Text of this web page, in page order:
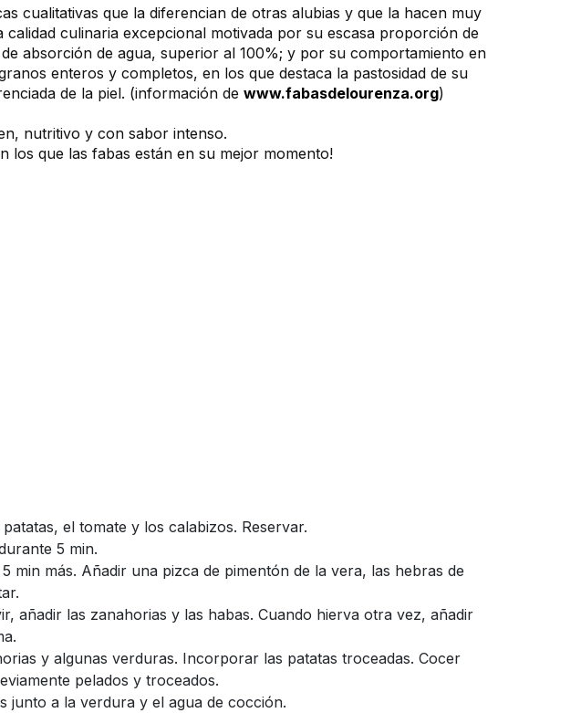
cualitativas que la diferencian de otras alubias y que la hacen muy
culinaria excepcional motivada por su escasa proporción de
absorción de agua, superior al 100%; y por su comportamiento en
enteros y completos, en los que destaca la pastosidad de su
de la piel. (información de www.fabasdelourenza.org)
nutritivo y con sabor intenso.
los que las fabas están en su mejor momento!
el tomate y los calabizos. Reservar.
5 min.
más. Añadir una pizca de pimentón de la vera, las hebras de
añadir las zanahorias y las habas. Cuando hierva otra vez, añadir
y algunas verduras. Incorporar las patatas troceadas. Cocer
pelados y troceados.
junto a la verdura y el agua de cocción.